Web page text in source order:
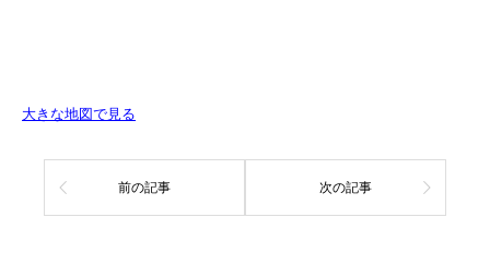
大きな地図で見る
前の記事 次の記事